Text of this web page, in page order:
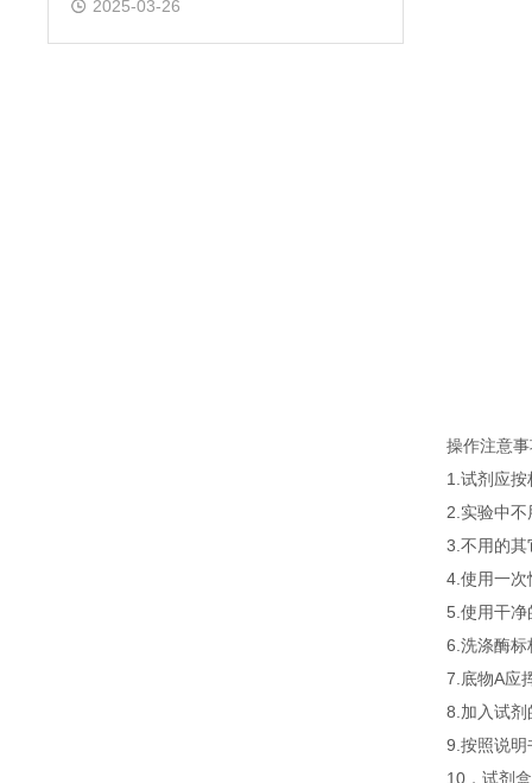
2025-03-26
操作注意
1.试剂应
2.实验中
3.不用的其
4.使用一次
5.使用干净
6.洗涤酶标
7.底物A应
8.加入试剂
9.按照说明
10．试剂